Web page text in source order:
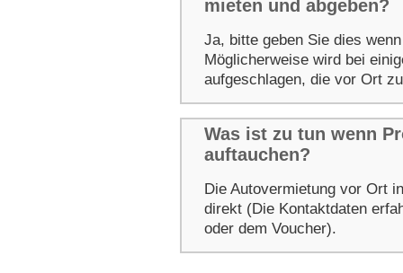
mieten und abgeben?
Ja, bitte geben Sie dies
Möglicherweise wird bei
aufgeschlagen, die vor Ort
Was ist zu tun wenn
auftauchen?
Die Autovermietung vor Ort
direkt (Die Kontaktdaten
oder dem Voucher).